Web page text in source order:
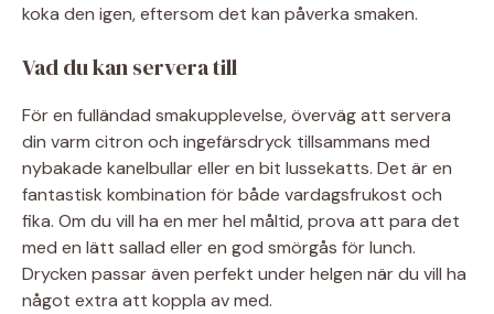
koka den igen, eftersom det kan påverka smaken.
Vad du kan servera till
För en fulländad smakupplevelse, överväg att servera
din varm citron och ingefärsdryck tillsammans med
nybakade kanelbullar eller en bit lussekatts. Det är en
fantastisk kombination för både vardagsfrukost och
fika. Om du vill ha en mer hel måltid, prova att para det
med en lätt sallad eller en god smörgås för lunch.
Drycken passar även perfekt under helgen när du vill ha
något extra att koppla av med.